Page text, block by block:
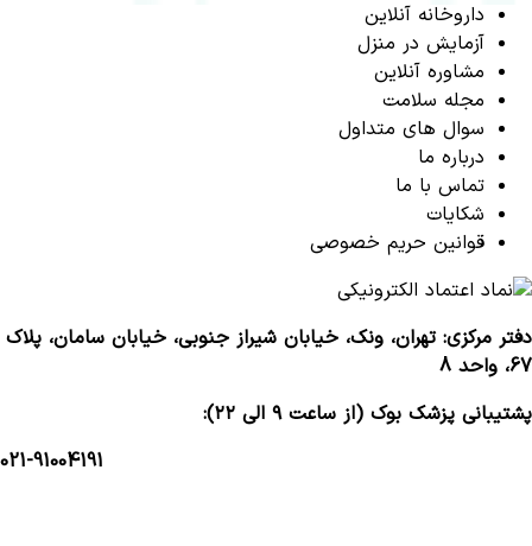
داروخانه آنلاین
آزمایش در منزل
مشاوره آنلاین
مجله سلامت
سوال های متداول
درباره ما
تماس با ما
شکایات
قوانین حریم خصوصی
دفتر مرکزی: تهران، ونک، خیابان شیراز جنوبی، خیابان سامان، پلاک
67، واحد 8
پشتیبانی پزشک بوک (از ساعت ۹ الی ۲۲):
021-91004191